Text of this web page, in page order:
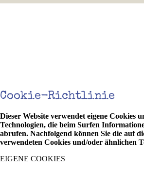
Cookie-Richtlinie
Dieser Website verwendet eigene Cookies
Technologien, die beim Surfen
abrufen. Nachfolgend können Sie die auf
verwendeten Cookies und/oder ähnlichen
EIGENE COOKIES